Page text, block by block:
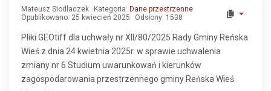
Mateusz Siodlaczek Kategoria: Dane przestrzenne
Opublikowano: 25 kwiecień 2025
Odsłony: 1538
Pliki GEOtiff dla uchwały nr XII/80/2025 Rady Gminy Reńska
Wieś z dnia 24 kwietnia 2025r. w sprawie uchwalenia
zmiany nr 6 Studium uwarunkowań i kierunków
zagospodarowania przestrzennego gminy Reńska Wieś